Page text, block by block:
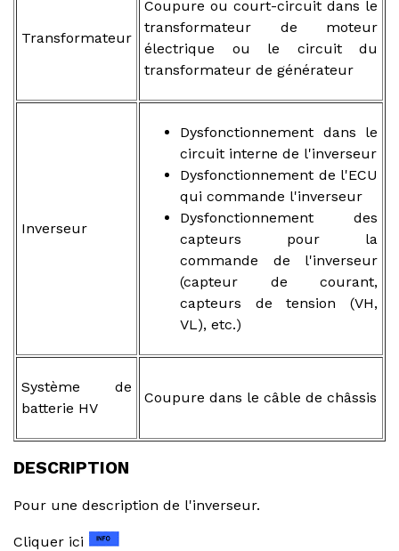
Transformateur
Coupure ou court-circuit dans le
transformateur de moteur
électrique ou le circuit du
transformateur de générateur
Inverseur
Dysfonctionnement dans le
circuit interne de l'inverseur
Dysfonctionnement de l'ECU
qui commande l'inverseur
Dysfonctionnement des
capteurs pour la
commande de l'inverseur
(capteur de courant,
capteurs de tension (VH,
VL), etc.)
Système de
batterie HV
Coupure dans le câble de châssis
DESCRIPTION
Pour une description de l'inverseur.
Cliquer ici